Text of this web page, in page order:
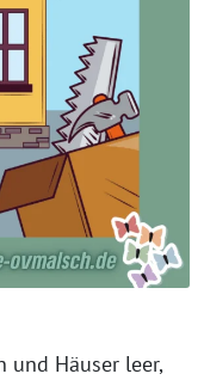
und Häuser leer,